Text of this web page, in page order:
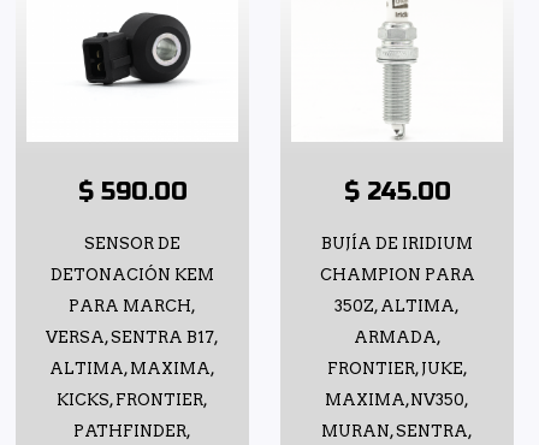
$ 590.00
SENSOR DE
DETONACIÓN KEM
PARA MARCH,
VERSA, SENTRA B17,
ALTIMA, MAXIMA,
KICKS, FRONTIER,
PATHFINDER,
$ 245.00
BUJÍA DE IRIDIUM
CHAMPION PARA
350Z, ALTIMA,
ARMADA,
FRONTIER, JUKE,
MAXIMA,NV350,
MURAN, SENTRA,